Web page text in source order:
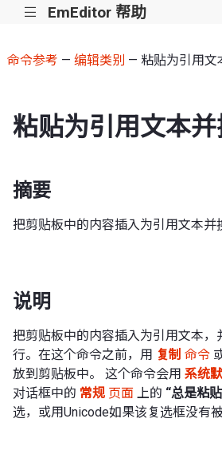
||| EmEditor 帮助
命令参考 — 编辑类别 — 粘贴为引用文
粘贴为引用文本
摘要
把剪贴板中的内容插入为引用文本并
说明
把剪贴板中的内容插入为引用文本，
行。在这个命令之前，用 复制 命令
放到剪贴板中。 这个命令会用 系统
对话框中的 常规 页面 上的 “总是粘
选，或用Unicode如果该复选框没有被